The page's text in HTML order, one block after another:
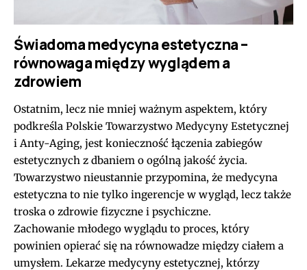
Świadoma medycyna estetyczna –
równowaga między wyglądem a
zdrowiem
Ostatnim, lecz nie mniej ważnym aspektem, który
podkreśla Polskie Towarzystwo Medycyny Estetycznej
i Anty-Aging, jest konieczność łączenia zabiegów
estetycznych z dbaniem o ogólną jakość życia.
Towarzystwo nieustannie przypomina, że medycyna
estetyczna to nie tylko ingerencje w wygląd, lecz także
troska o zdrowie fizyczne i psychiczne.
Zachowanie młodego wyglądu to proces, który
powinien opierać się na równowadze między ciałem a
umysłem. Lekarze medycyny estetycznej, którzy